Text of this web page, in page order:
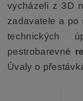
vycházeli z 3D
zadavatele a po
technických
pestrobarevné
Úvaly o